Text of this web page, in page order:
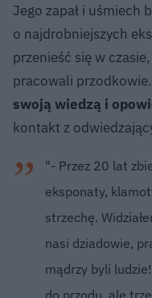
Jego zapał i uśmiech
o najdrobniejszych
przenieść się w
pracowali przodkowie.
swoją wiedzą i
kontakt z
"- Przez 20 lat
eksponaty,
strzechę.
nasi dziadowie,
mądrzy byli
do przodu, ale